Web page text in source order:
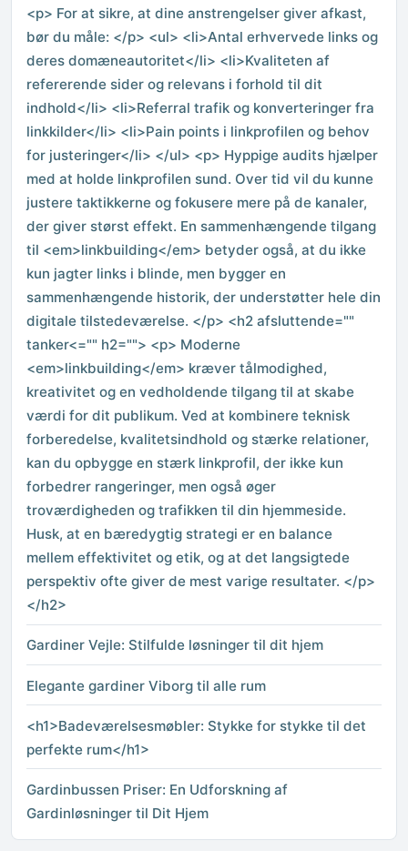
<p> For at sikre, at dine anstrengelser giver afkast,
bør du måle: </p> <ul> <li>Antal erhvervede links og
deres domæneautoritet</li> <li>Kvaliteten af
refererende sider og relevans i forhold til dit
indhold</li> <li>Referral trafik og konverteringer fra
linkkilder</li> <li>Pain points i linkprofilen og behov
for justeringer</li> </ul> <p> Hyppige audits hjælper
med at holde linkprofilen sund. Over tid vil du kunne
justere taktikkerne og fokusere mere på de kanaler,
der giver størst effekt. En sammenhængende tilgang
til <em>linkbuilding</em> betyder også, at du ikke
kun jagter links i blinde, men bygger en
sammenhængende historik, der understøtter hele din
digitale tilstedeværelse. </p> <h2 afsluttende=""
tanker<="" h2=""> <p> Moderne
<em>linkbuilding</em> kræver tålmodighed,
kreativitet og en vedholdende tilgang til at skabe
værdi for dit publikum. Ved at kombinere teknisk
forberedelse, kvalitetsindhold og stærke relationer,
kan du opbygge en stærk linkprofil, der ikke kun
forbedrer rangeringer, men også øger
troværdigheden og trafikken til din hjemmeside.
Husk, at en bæredygtig strategi er en balance
mellem effektivitet og etik, og at det langsigtede
perspektiv ofte giver de mest varige resultater. </p>
</h2>
Gardiner Vejle: Stilfulde løsninger til dit hjem
Elegante gardiner Viborg til alle rum
<h1>Badeværelsesmøbler: Stykke for stykke til det
perfekte rum</h1>
Gardinbussen Priser: En Udforskning af
Gardinløsninger til Dit Hjem